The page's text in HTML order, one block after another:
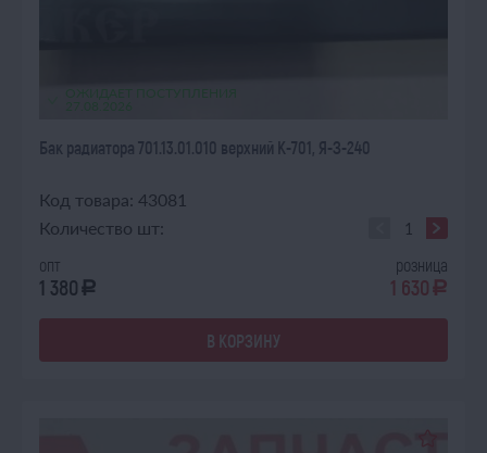
Бак радиатора 701.13.01.010 верхний К-701, Я-З-240
Код товара: 43081
Количество шт:
опт
1 380 a
розница
1 630 a
В КОРЗИНУ